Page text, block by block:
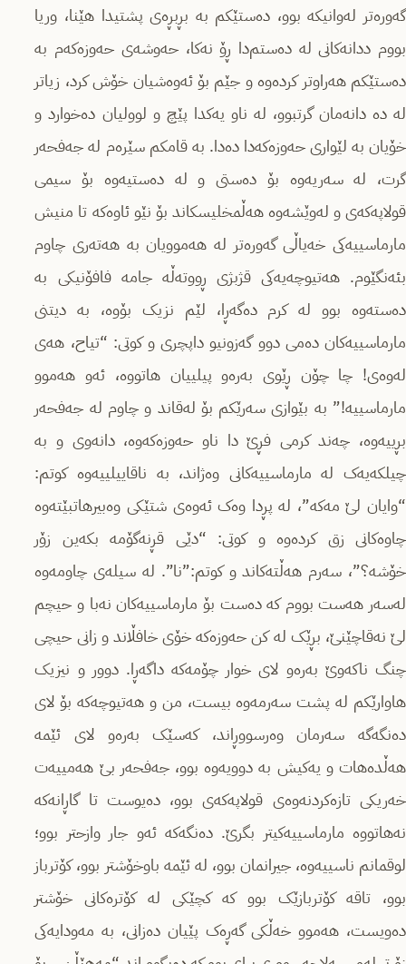
گه‌وره‌تر له‌وانیکه‌ بوو، ده‌ستێکم به‌ بڕبڕه‌ی پشتیدا هێنا، وریا
بووم ددانه‌کانی له‌ ده‌ستم‌دا ڕۆ نه‌کا، حه‌وشه‌ی حه‌وزه‌که‌م به‌
ده‌ستێکم هه‌راوتر کرده‌وه‌ و جێم بۆ ئه‌وه‌شیان خۆش کرد، زیاتر
له‌ ده‌ دانه‌مان گرتبوو، له‌ ناو یه‌کدا پێچ و لوولیان ده‌خوارد و
خۆیان به‌ لێواری حه‌و‌زه‌که‌دا ده‌دا. به‌ قامکم سێره‌م له‌ جه‌فحه‌ر
گرت، له‌ سه‌ریه‌وه‌ بۆ ده‌ستی و له‌ ده‌ستیه‌وه‌ بۆ سیمی
قولاپه‌که‌ی و له‌وێشه‌وه‌ هەڵمخلیسکاند بۆ نێو ئاوه‌که‌ تا منیش
مارماسییه‌کی خه‌یاڵی گه‌و‌ره‌تر له‌ هه‌موویان به‌ هەتەری چاوم
بئه‌نگێوم. هه‌تیوچه‌یه‌کی قژبژی ڕووته‌ڵه‌ جامه‌ فافۆنیکی به‌
ده‌سته‌وە بوو له‌ کرم ده‌گه‌ڕا، لێم نزیک بۆوه‌، به‌ دیتنی
مارماسییه‌کان ده‌می دوو گه‌زونیو داپچری و کوتی: “تیاح، هه‌ی
له‌وه‌ی! چا چۆن ڕێوی به‌ره‌و پیلییان هاتووه‌، ئه‌و هه‌موو
مارماسییه‌!” به‌ بێوازی سه‌رێکم بۆ له‌قاند و چاوم له‌ جه‌فحه‌ر
بڕییەوە، چەند کرمی فڕێ دا ناو حەوزەکەوە، دانەوی و بە
چیلکەیەک لە مارماسییەکانی وەژاند، بە ناقاییلییەوە کوتم:
“وایان لێ مەکە”، لە پڕدا وەک ئەوەی شتێکی وەبیرهاتبێتەوە
چاوەکانی زق کردەوە و کوتی: “دێی قڕنەگۆمە بکەین زۆر
خۆشە؟”، سەرم هەڵتەکاند و کوتم:”نا”. له‌ سیله‌ی چاومه‌وه‌
لەسەر هەست بووم که‌ ده‌ست بۆ مارماسییه‌کان نه‌با و حیچم
لێ نه‌قاچێنێ، بڕێک له‌ کن حه‌وزه‌که‌ خۆی خافڵاند و زانی حیچی
چنگ ناکەوێ به‌ره‌و لای خوار چۆمەکە داگەڕا. دوور و نیزیک
هاوارێکم لە پشت سەرمەوە بیست، من و هه‌تیوچه‌کە بۆ لای
ده‌نگه‌گه‌ سه‌رمان وه‌رسووڕاند، که‌سێک به‌ره‌و لای ئێمه‌
هه‌ڵده‌هات و یه‌کیش به‌ دوویه‌وه بوو، جه‌فحه‌ر بێ هه‌مییه‌ت
خه‌ریکی تازه‌کردنه‌وه‌ی‌ قولاپه‌که‌ی بوو، ده‌یوست تا گاڕانه‌که‌
نه‌هاتووه‌ مارماسییەکیتر بگرێ. ده‌نگه‌که‌ ئه‌و جار وازحتر بوو؛
لوقمانم ناسییه‌وه‌، جیرانمان بوو، له‌ ئێمه‌ باوخۆشتر بوو، کۆترباز
بوو، تاقە کۆتربازێک بوو کە کچێکی لە کۆترەکانی خۆشتر
دەویست، هەموو خەڵکی گەڕەک پێیان دەزانی، به‌ مه‌ودایه‌کی